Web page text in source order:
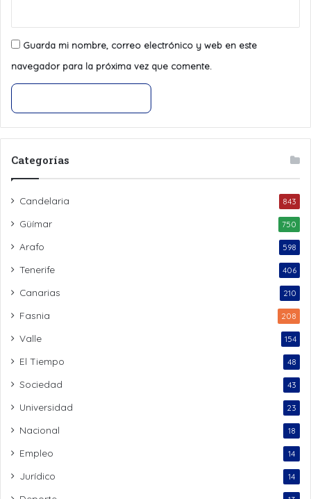
Guarda mi nombre, correo electrónico y web en este
navegador para la próxima vez que comente.
Categorías
Candelaria 843
Güímar 750
Arafo 598
Tenerife 406
Canarias 210
Fasnia 208
Valle 154
El Tiempo 48
Sociedad 43
Universidad 23
Nacional 18
Empleo 14
Jurídico 14